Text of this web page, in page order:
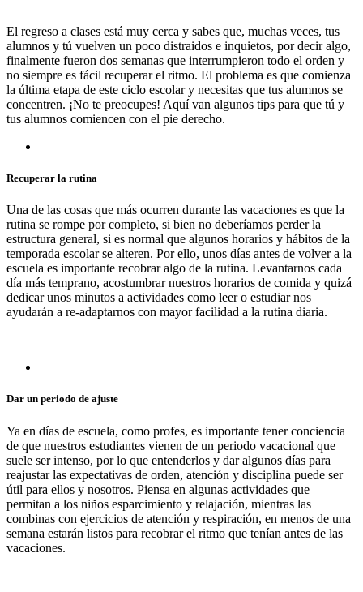
El regreso a clases está muy cerca y sabes que, muchas veces, tus
alumnos y tú vuelven un poco distraidos e inquietos, por decir algo,
finalmente fueron dos semanas que interrumpieron todo el orden y
no siempre es fácil recuperar el ritmo. El problema es que comienza
la última etapa de este ciclo escolar y necesitas que tus alumnos se
concentren. ¡No te preocupes! Aquí van algunos tips para que tú y
tus alumnos comiencen con el pie derecho.
Recuperar la rutina
Una de las cosas que más ocurren durante las vacaciones es que la
rutina se rompe por completo, si bien no deberíamos perder la
estructura general, si es normal que algunos horarios y hábitos de la
temporada escolar se alteren. Por ello, unos días antes de volver a la
escuela es importante recobrar algo de la rutina. Levantarnos cada
día más temprano, acostumbrar nuestros horarios de comida y quizá
dedicar unos minutos a actividades como leer o estudiar nos
ayudarán a re-adaptarnos con mayor facilidad a la rutina diaria.
Dar un periodo de ajuste
Ya en días de escuela, como profes, es importante tener conciencia
de que nuestros estudiantes vienen de un periodo vacacional que
suele ser intenso, por lo que entenderlos y dar algunos días para
reajustar las expectativas de orden, atención y disciplina puede ser
útil para ellos y nosotros. Piensa en algunas actividades que
permitan a los niños esparcimiento y relajación, mientras las
combinas con ejercicios de atención y respiración, en menos de una
semana estarán listos para recobrar el ritmo que tenían antes de las
vacaciones.